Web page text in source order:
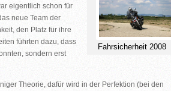
Fahrsicherheit 2008
eigentlich schon für
neue Team der
den Platz für ihre
führten dazu, dass
sondern erst
Theorie, dafür wird in der Perfektion (bei den